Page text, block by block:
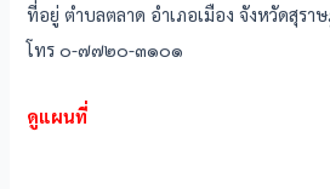
ที่อยู่ ตำบลตลาด อำเภอเมือง จังหวัดสุรา
โทร ๐-๗๗๒๐-๓๑๐๑
ดูแผนที่